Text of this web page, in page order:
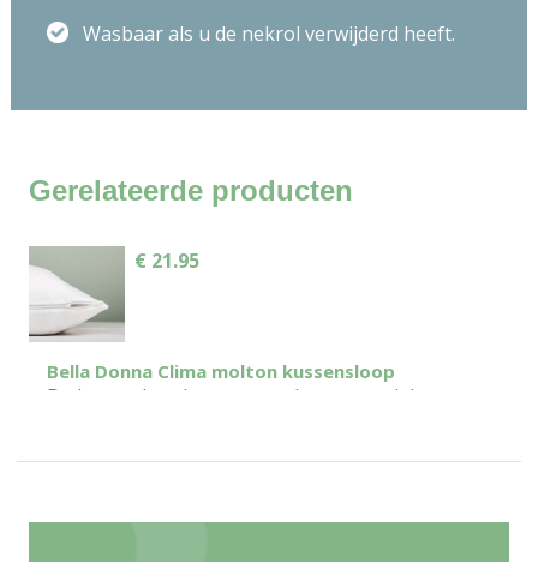
soepel volgt. De Silvana Support Saphir is wasbaar op 60
graden Celsius. De neksteun dient voor het wassen
Wasbaar als u de nekrol verwijderd heeft.
Gerelateerde producten
Bella Donna Clima molton kussensloop
De kussenbeschermer met het oppervlak van
natuurlijke cellulosevezel Tencel® Lyocell.
€ 21.95